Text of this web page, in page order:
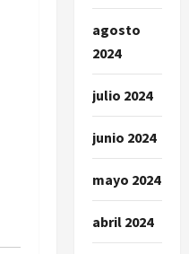
agosto
2024
julio 2024
junio 2024
mayo 2024
abril 2024